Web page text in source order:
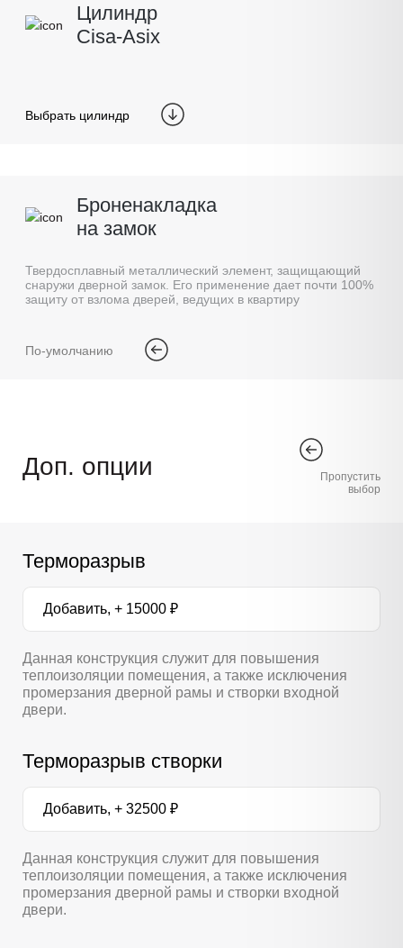
Цилиндр
Cisa-Asix
Выбрать цилиндр
Броненакладка
на замок
Твердосплавный металлический элемент, защищающий
снаружи дверной замок. Его применение дает почти 100%
защиту от взлома дверей, ведущих в квартиру
По-умолчанию
Доп. опции
Пропустить
выбор
Терморазрыв
Добавить, + 15000 ₽
Данная конструкция служит для повышения
теплоизоляции помещения, а также исключения
промерзания дверной рамы и створки входной
двери.
Терморазрыв створки
Добавить, + 32500 ₽
Данная конструкция служит для повышения
теплоизоляции помещения, а также исключения
промерзания дверной рамы и створки входной
двери.